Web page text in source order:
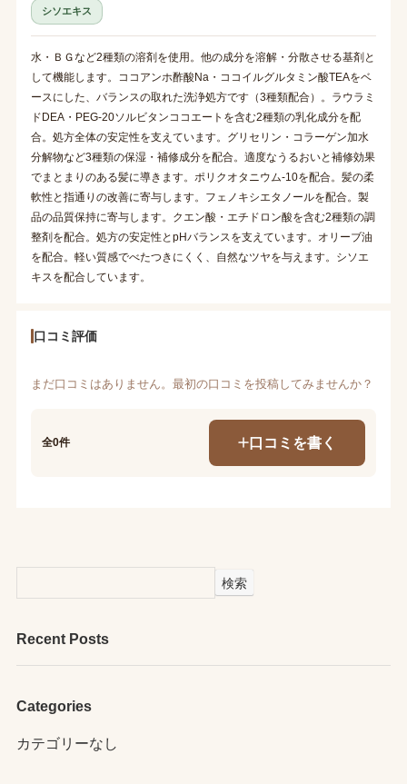
シソエキス
水・ＢＧなど2種類の溶剤を使用。他の成分を溶解・分散させる基剤と
して機能します。ココアンホ酢酸Na・ココイルグルタミン酸TEAをベ
ースにした、バランスの取れた洗浄処方です（3種類配合）。ラウラミ
ドDEA・PEG-20ソルビタンココエートを含む2種類の乳化成分を配
合。処方全体の安定性を支えています。グリセリン・コラーゲン加水
分解物など3種類の保湿・補修成分を配合。適度なうるおいと補修効果
でまとまりのある髪に導きます。ポリクオタニウム-10を配合。髪の柔
軟性と指通りの改善に寄与します。フェノキシエタノールを配合。製
品の品質保持に寄与します。クエン酸・エチドロン酸を含む2種類の調
整剤を配合。処方の安定性とpHバランスを支えています。オリーブ油
を配合。軽い質感でべたつきにくく、自然なツヤを与えます。シソエ
キスを配合しています。
口コミ評価
まだ口コミはありません。最初の口コミを投稿してみませんか？
全0件 口コミを書く
検索
Recent Posts
Categories
カテゴリーなし